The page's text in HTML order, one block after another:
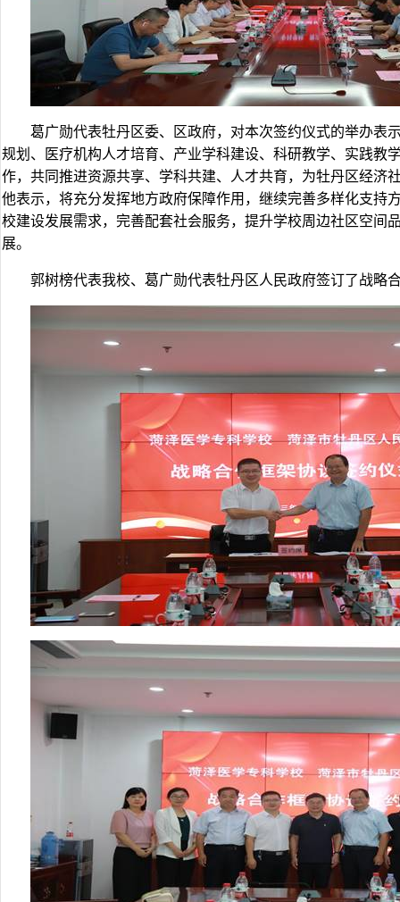
葛广勋代表牡丹区委、区政府，对本次签约仪式的举办表
规划、医疗机构人才培育、产业学科建设、科研教学、实践教
作，共同推进资源共享、学科共建、人才共育，为牡丹区经济
他表示，将充分发挥地方政府保障作用，继续完善多样化支持
校建设发展需求，完善配套社会服务，提升学校周边社区空间
展。
郭树榜代表我校、葛广勋代表牡丹区人民政府签订了战略